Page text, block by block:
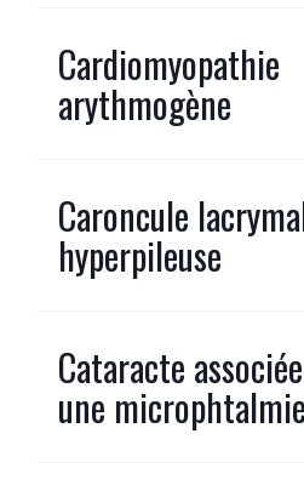
Cardiomyopathie
arythmogène
Caroncule
hyperpileuse
Cataracte
une microphtalmie